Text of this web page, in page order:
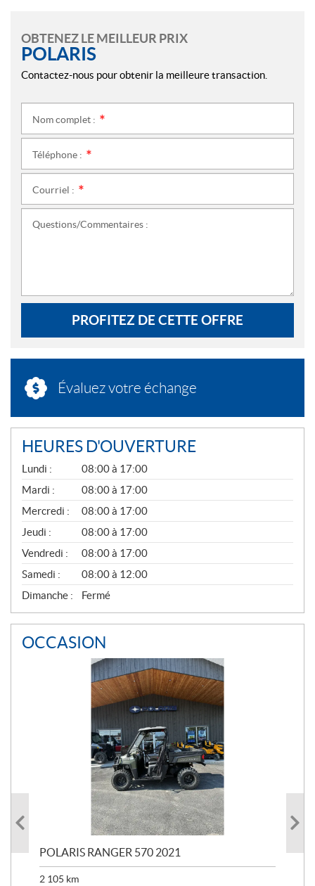
OBTENEZ LE MEILLEUR PRIX
POLARIS
Contactez-nous pour obtenir la meilleure transaction.
Nom complet :
Téléphone :
Courriel :
Questions/Commentaires :
PROFITEZ DE CETTE OFFRE
Évaluez votre échange
HEURES D'OUVERTURE
G
É
N
É
R
A
L
Lundi :
08:00 à 17:00
Mardi :
08:00 à 17:00
Mercredi :
08:00 à 17:00
Jeudi :
08:00 à 17:00
Vendredi :
08:00 à 17:00
Samedi :
08:00 à 12:00
Dimanche :
Fermé
OCCASION
POLARIS RANGER 570 2021
2 105 km